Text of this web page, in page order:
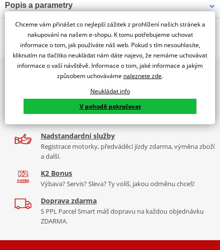
Popis a parametry
Jsme autorizovaný
dealer značky PUIG
BMW R1300GS TROPHY 23'-
Tabulka velikostí
Co když mi to nebude
PUIG byl založen v roce 1964 ve Španělsku. Vyrábí se ve městě
Granollers poblíž Barcelony na ploše 8 000 m² v objektu, který se
let se účastní nejslavnějších závodů motocyklů po celém světě. V
naší nabídce naleznete doplňky a příslušenství například: plexi,
Zobrazit všechny produktyznačky PUIG
2x multibrand showroom
9 značek motocyklů, servis, oblečení, doplňky i náhradní
díly, to vše v Praze a Liberci
Více než 30 let zkušeností
Nadstandardní služby
Registrace motorky, předváděcí jízdy zdarma, výměna zboží
a další.
K2 Bonus
Výbava? Servis? Sleva? Ty volíš, jakou odměnu chceš!
Doprava zdarma
S PPL Parcel Smart máš dopravu na každou objednávku
ZDARMA.
Chceme vám přinášet co nejlepší zážitek z prohlížení našich stránek a
nakupování na našem e-shopu. K tomu potřebujeme uchovat
informace o tom, jak používáte náš web. Pokud s tím nesouhlasíte,
kliknutím na tlačítko neukládat nám dáte najevo, že nemáme uchovávat
informace o vaší návštěvě. Informace o tom, jaké informace a jakým
způsobem uchováváme naleznete zde.
Neukládat info
V pohodě pokračovat